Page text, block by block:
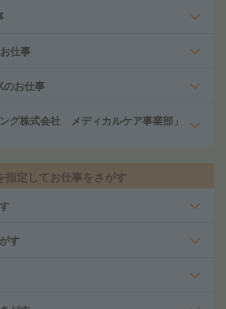
仕事
のお仕事
グ株式会社 メディカルケア事業部」
指定してお仕事をさがす
す